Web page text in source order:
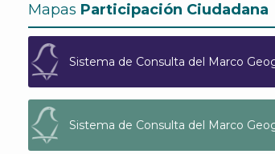
Mapas Participación Ciudadana
Sistema de Consulta del Marco
Sistema de Consulta del Marco